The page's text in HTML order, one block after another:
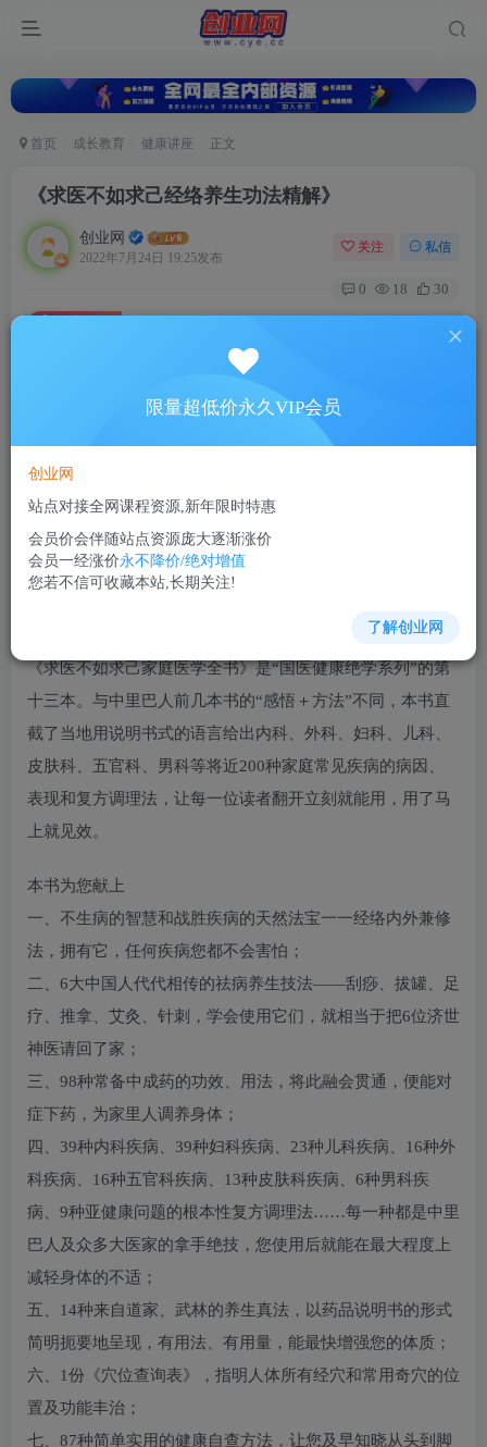
首页 成长教育 健康讲座 正文
《求医不如求己经络养生功法精解》
创业网
2022年7月24日 19:25发布
关注 私信
0 18 30
《求医不如求己经络养生功法精解》
此内容为付费资源，请付费后查看
5
超级会员
立即购买
您当前未登录！建议登陆后购买，可保存购买订单
《求医不如求己家庭医学全书》是“国医健康绝学系列”的第
十三本。与中里巴人前几本书的“感悟＋方法”不同，本书直
截了当地用说明书式的语言给出内科、外科、妇科、儿科、
皮肤科、五官科、男科等将近200种家庭常见疾病的病因、
表现和复方调理法，让每一位读者翻开立刻就能用，用了马
上就见效。
本书为您献上
一、不生病的智慧和战胜疾病的天然法宝一一经络内外兼修
法，拥有它，任何疾病您都不会害怕；
二、6大中国人代代相传的祛病养生技法——刮痧、拔罐、足
疗、推拿、艾灸、针刺，学会使用它们，就相当于把6位济世
神医请回了家；
三、98种常备中成药的功效、用法，将此融会贯通，便能对
症下药，为家里人调养身体；
四、39种内科疾病、39种妇科疾病、23种儿科疾病、16种外
科疾病、16种五官科疾病、13种皮肤科疾病、6种男科疾
病、9种亚健康问题的根本性复方调理法……每一种都是中里
巴人及众多大医家的拿手绝技，您使用后就能在最大程度上
减轻身体的不适；
五、14种来自道家、武林的养生真法，以药品说明书的形式
简明扼要地呈现，有用法、有用量，能最快增强您的体质；
六、1份《穴位查询表》，指明人体所有经穴和常用奇穴的位
置及功能丰治；
七、87种简单实用的健康自查方法，让您及早知晓从头到脚
限量超低价永久VIP会员
创业网
站点对接全网课程资源,新年限时特惠
会员价会伴随站点资源庞大逐渐涨价
会员一经涨价永不降价/绝对增值
您若不信可收藏本站,长期关注!
了解创业网